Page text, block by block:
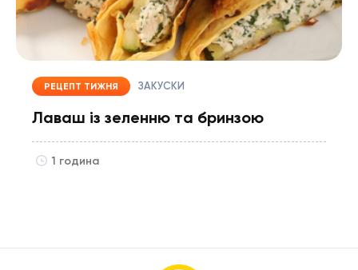
РЕЦЕПТ ТИЖНЯ ЗАКУСКИ
Лаваш із зеленню та бринзою
1 година